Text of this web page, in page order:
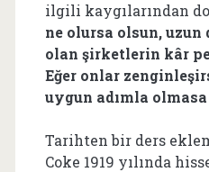
ilgili kaygılarından
ne olursa olsun, uzun
olan şirketlerin kâr
Eğer onlar
uygun adımla
Tarihten bir ders
Coke 1919 yılında